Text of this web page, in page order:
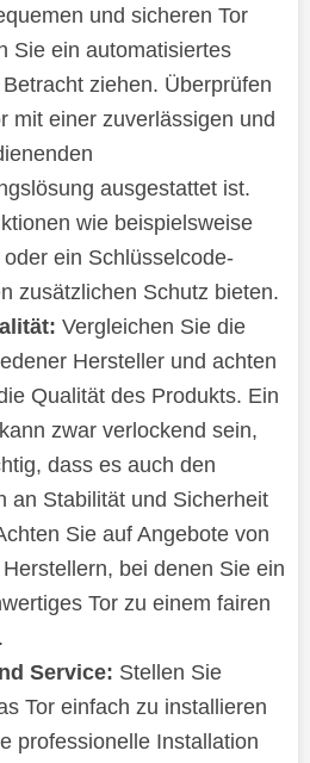
und sicheren Tor
Sie ein automatisiertes
ziehen. Überprüfen
mit einer zuverlässigen und
ausgestattet ist.
wie beispielsweise
ein Schlüsselcode-
zusätzlichen Schutz bieten.
Vergleichen Sie die
Hersteller und achten
Qualität des Produkts. Ein
zwar verlockend sein,
dass es auch den
an Stabilität und Sicherheit
Sie auf Angebote von
bei denen Sie ein
Tor zu einem fairen
Service: Stellen Sie
Tor einfach zu installieren
professionelle Installation